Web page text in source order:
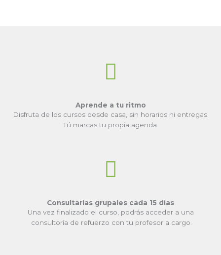
Aprende a tu ritmo
Disfruta de los cursos desde casa, sin horarios ni entregas.
Tú marcas tu propia agenda.
Consultarías grupales cada 15 días
Una vez finalizado el curso, podrás acceder a una
consultoría de refuerzo con tu profesor a cargo.